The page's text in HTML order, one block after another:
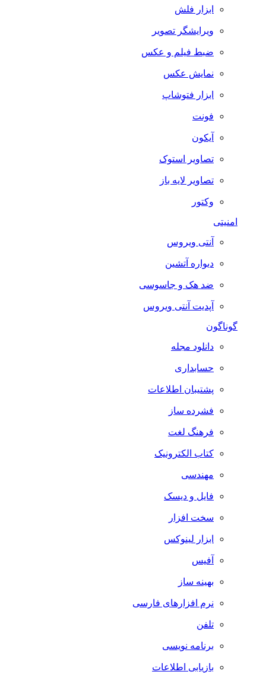
ابزار فلش
ویرایشگر تصویر
ضبط فيلم و عكس
نمایش عکس
ابزار فتوشاپ
فونت
آیکون
تصاویر استوک
تصاویر لایه باز
وکتور
امنیتی
آنتی ویروس
دیواره آتشین
ضد هک و جاسوسی
آپدیت آنتی ویروس
گوناگون
دانلود مجله
حسابداری
پشتیبان اطلاعات
فشرده ساز
فرهنگ لغت
کتاب الکترونیک
مهندسی
فایل و دیسک
سخت افزار
ابزار لینوکس
آفیس
بهینه ساز
نرم افزارهای فارسی
تلفن
برنامه نویسی
بازیابی اطلاعات